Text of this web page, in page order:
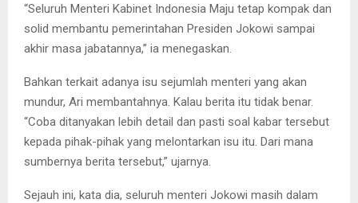
“Seluruh Menteri Kabinet Indonesia Maju tetap kompak dan
solid membantu pemerintahan Presiden Jokowi sampai
akhir masa jabatannya,” ia menegaskan.
Bahkan terkait adanya isu sejumlah menteri yang akan
mundur, Ari membantahnya. Kalau berita itu tidak benar.
“Coba ditanyakan lebih detail dan pasti soal kabar tersebut
kepada pihak-pihak yang melontarkan isu itu. Dari mana
sumbernya berita tersebut,” ujarnya.
Sejauh ini, kata dia, seluruh menteri Jokowi masih dalam